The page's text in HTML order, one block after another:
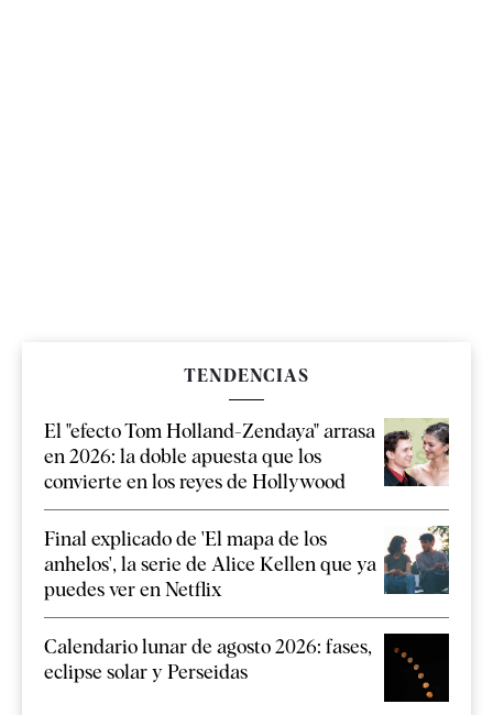
TENDENCIAS
El "efecto Tom Holland-Zendaya" arrasa
en 2026: la doble apuesta que los
convierte en los reyes de Hollywood
Final explicado de 'El mapa de los
anhelos', la serie de Alice Kellen que ya
puedes ver en Netflix
Calendario lunar de agosto 2026: fases,
eclipse solar y Perseidas